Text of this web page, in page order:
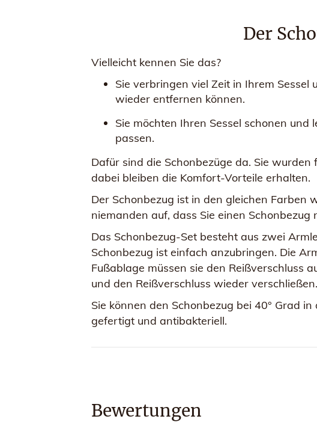
Der
Vielleicht kennen Sie das?
Sie verbringen viel Zeit in Ihrem
wieder entfernen können.
Sie möchten Ihren Sessel schonen
passen.
Dafür sind die Schonbezüge da. Sie
dabei bleiben die Komfort-Vorteile erhalten.
Der Schonbezug ist in den gleichen Farben
niemanden auf, dass Sie einen Schonbezug
Das Schonbezug-Set besteht aus zwei
Schonbezug ist einfach anzubringen. Die
Fußablage müssen sie den Reißverschluss
und den Reißverschluss wieder
Sie können den Schonbezug bei 40° Grad
gefertigt und antibakteriell.
Bewertungen